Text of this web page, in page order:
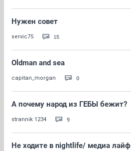
Нужен совет
servic75 15
Oldman and sea
capitan_morgan 0
А почему народ из ГЕБЫ бежит?
strannik 1234 9
Не ходите в nightlife/ медиа лайф